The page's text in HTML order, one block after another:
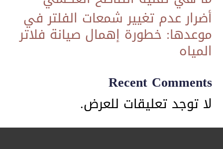
​أضرار عدم تغيير شمعات الفلتر في
موعدها: خطورة إهمال صيانة فلاتر
المياه
Recent Comments
لا توجد تعليقات للعرض.